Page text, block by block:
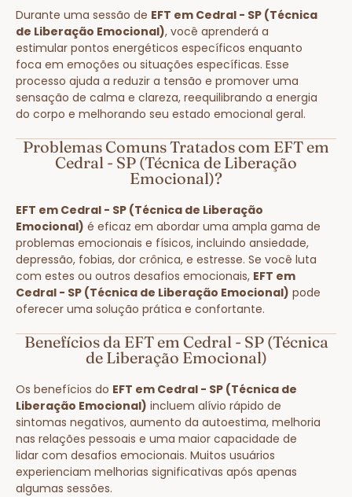
Durante uma sessão de EFT em Cedral - SP (Técnica
de Liberação Emocional), você aprenderá a
estimular pontos energéticos específicos enquanto
foca em emoções ou situações específicas. Esse
processo ajuda a reduzir a tensão e promover uma
sensação de calma e clareza, reequilibrando a energia
do corpo e melhorando seu estado emocional geral.
Problemas Comuns Tratados com EFT em
Cedral - SP (Técnica de Liberação
Emocional)?
EFT em Cedral - SP (Técnica de Liberação
Emocional) é eficaz em abordar uma ampla gama de
problemas emocionais e físicos, incluindo ansiedade,
depressão, fobias, dor crônica, e estresse. Se você luta
com estes ou outros desafios emocionais, EFT em
Cedral - SP (Técnica de Liberação Emocional) pode
oferecer uma solução prática e confortante.
Benefícios da EFT em Cedral - SP (Técnica
de Liberação Emocional)
Os benefícios do EFT em Cedral - SP (Técnica de
Liberação Emocional) incluem alívio rápido de
sintomas negativos, aumento da autoestima, melhoria
nas relações pessoais e uma maior capacidade de
lidar com desafios emocionais. Muitos usuários
experienciam melhorias significativas após apenas
algumas sessões.